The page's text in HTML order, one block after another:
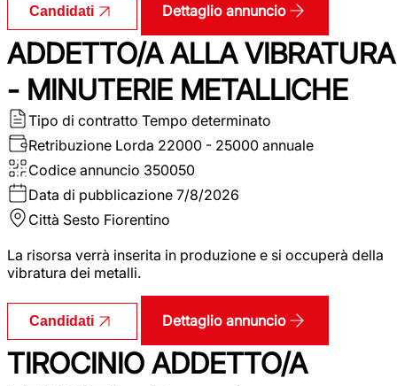
Candidati Dettaglio annuncio
ADDETTO/A ALLA VIBRATURA
- MINUTERIE METALLICHE
Tipo di contratto Tempo determinato
Retribuzione Lorda 22000 - 25000 annuale
Codice annuncio 350050
Data di pubblicazione 7/8/2026
Città Sesto Fiorentino
La risorsa verrà inserita in produzione e si occuperà della
vibratura dei metalli.
Candidati Dettaglio annuncio
TIROCINIO ADDETTO/A